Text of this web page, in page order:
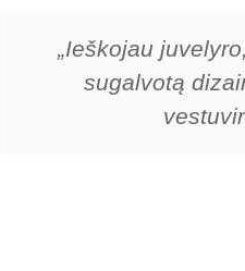
„Ieškojau
sugalvotą